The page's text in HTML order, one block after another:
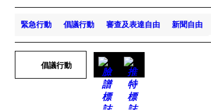
緊急行動 倡議行動 審查及表達自由 新聞自由
倡議行動